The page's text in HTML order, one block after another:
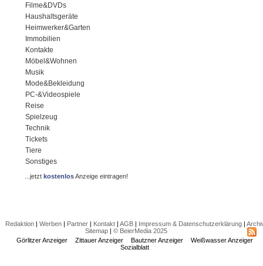
Filme&DVDs
Haushaltsgeräte
Heimwerker&Garten
Immobilien
Kontakte
Möbel&Wohnen
Musik
Mode&Bekleidung
PC-&Videospiele
Reise
Spielzeug
Technik
Tickets
Tiere
Sonstiges
...jetztkostenlosAnzeige eintragen!
Redaktion| Werben| Partner| Kontakt| AGB| Impressum & Datenschutzerklärung|
Sitemap| © BeierMedia 2025
Görlitzer Anzeiger
Zittauer Anzeiger Bautzner Anzeiger
Weißwasser Anzeiger
Sozialblatt